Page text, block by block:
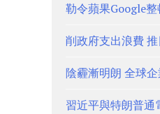
勒令蘋果Google
削政府支出浪費 推
陰霾漸明朗 全球
習近平與特朗普通